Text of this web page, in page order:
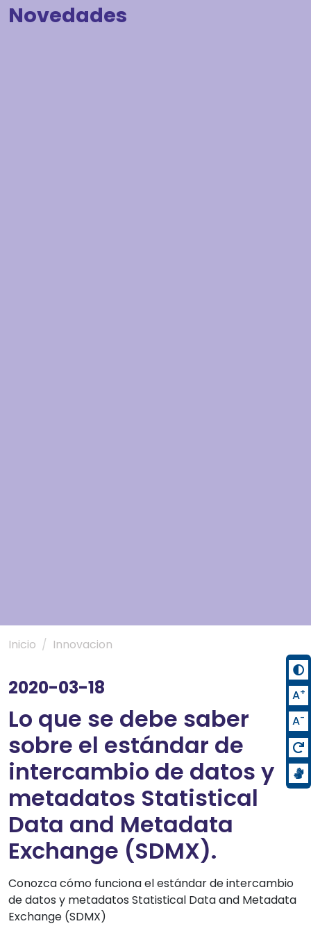
Novedades
Inicio Innovacion
2020-03-18
Lo que se debe saber
sobre el estándar de
intercambio de datos y
metadatos Statistical
Data and Metadata
Exchange (SDMX).
Conozca cómo funciona el estándar de intercambio
de datos y metadatos Statistical Data and Metadata
Exchange (SDMX)
A+
A-